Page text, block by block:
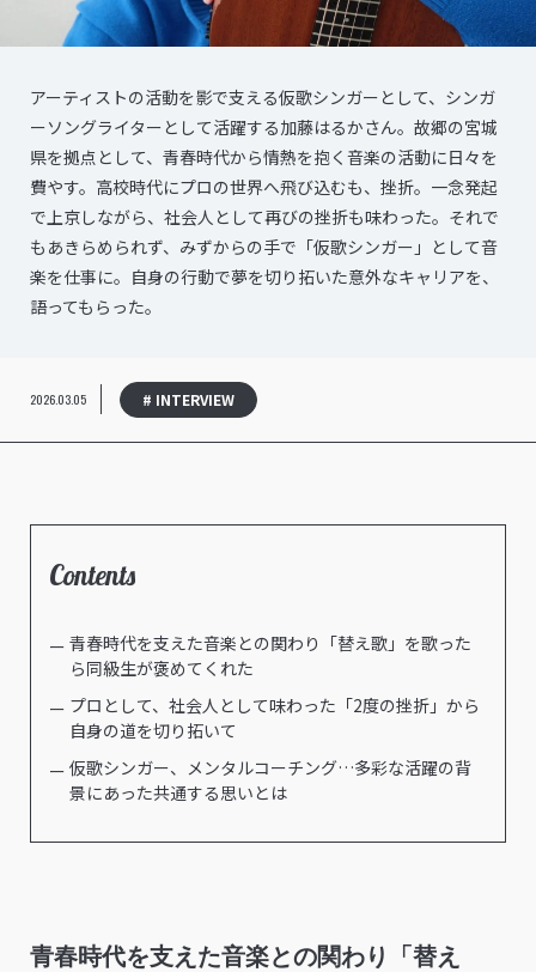
アーティストの活動を影で支える仮歌シンガーとして、シンガ
ーソングライターとして活躍する加藤はるかさん。故郷の宮城
県を拠点として、青春時代から情熱を抱く音楽の活動に日々を
費やす。高校時代にプロの世界へ飛び込むも、挫折。一念発起
で上京しながら、社会人として再びの挫折も味わった。それで
もあきらめられず、みずからの手で「仮歌シンガー」として音
楽を仕事に。自身の行動で夢を切り拓いた意外なキャリアを、
語ってもらった。
2026.03.05 # INTERVIEW
Contents
青春時代を支えた音楽との関わり「替え歌」を歌った
ら同級生が褒めてくれた
プロとして、社会人として味わった「2度の挫折」から
自身の道を切り拓いて
仮歌シンガー、メンタルコーチング…多彩な活躍の背
景にあった共通する思いとは
青春時代を支えた音楽との関わり「替え